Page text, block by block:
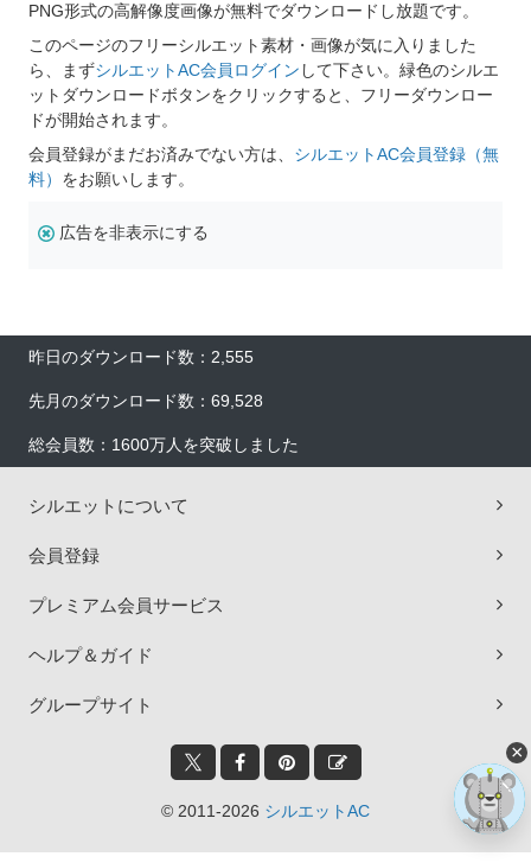
PNG形式の高解像度画像が無料でダウンロードし放題です。
このページのフリーシルエット素材・画像が気に入りました
ら、まずシルエットAC会員ログイン して下さい。緑色のシルエ
ットダウンロードボタンをクリックすると、フリーダウンロー
ドが開始されます。
会員登録がまだお済みでない方は、 シルエットAC会員登録（無
料） をお願いします。
広告を非表示にする
昨日のダウンロード数：2,555
先月のダウンロード数：69,528
総会員数：1600万人を突破しました
シルエットについて
会員登録
プレミアム会員サービス
ヘルプ＆ガイド
グループサイト
© 2011-2026 シルエットAC
×